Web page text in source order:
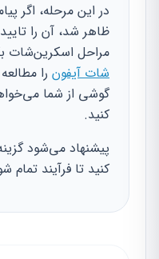
در این مرحله، اگر
ظاهر شد، آن را
مراحل اسکرین‌شات
شات آیفون را
گوشی از شما
کنید.
پیشنهاد می‌شود
کنید تا فرآیند تمام